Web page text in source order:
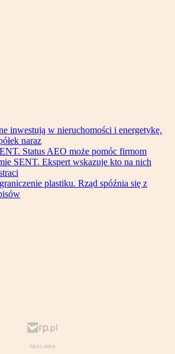
inwestują w nieruchomości i energetykę.
naraz
Status AEO może pomóc firmom
SENT. Ekspert wskazuje kto na nich
plastiku. Rząd spóźnia się z